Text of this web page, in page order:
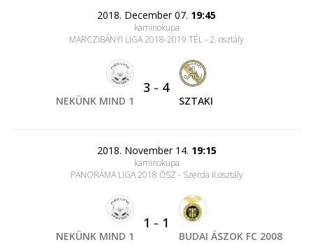
2018. December 07. 19:45
kaminokupa
MARCZIBÁNYI LIGA 2018-2019 TÉL - 2. osztály
NEKÜNK MIND 1
3 - 4
SZTAKI
2018. November 14. 19:15
kaminokupa
PANORÁMA LIGA 2018 ŐSZ - Szerda II.osztály
NEKÜNK MIND 1
1 - 1
BUDAI ÁSZOK FC 2008